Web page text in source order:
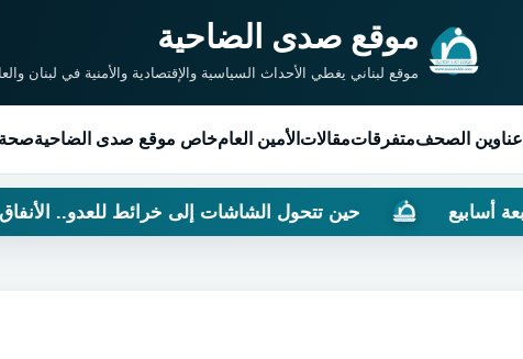
موقع صدى الضاحية
موقع لبناني يغطي الأحداث السياسية والإقتصادية والأمنية في لبنان
عناوين الصحفمتفرقاتمقالات الأمين العامخاص موقع صدى الضاحية
حين تتحول الشاشات إلى خرائط للعدو.. الأنفاق التي غيّرت